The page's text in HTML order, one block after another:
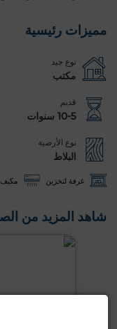
مميزات رئيسية
نوع جيد
مكتب
قديم
10-5 سنوات
نوع الأرضية
البلاط
غرفة لتخزين مكيف
شاهد المزيد من